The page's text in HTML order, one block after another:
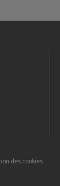
des cookies